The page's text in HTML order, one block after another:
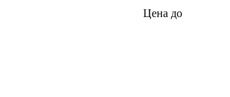
Цена до